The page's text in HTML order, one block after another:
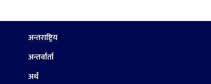
अन्तराष्ट्रिय
अन्तर्वार्ता
अर्थ